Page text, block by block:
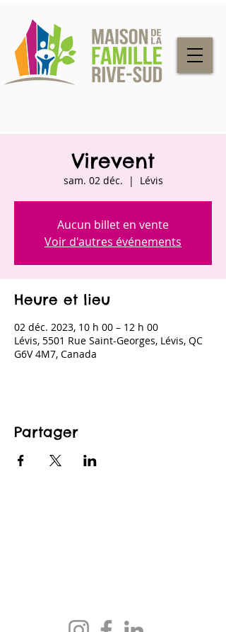
Virevent
sam. 02 déc.
  |
Lévis
Aucun billet en vente
Voir d'autres événements
Heure et lieu
02 déc. 2023, 10 h 00 – 12 h 00
Lévis, 5501 Rue Saint-Georges, Lévis, QC
G6V 4M7, Canada
Partager